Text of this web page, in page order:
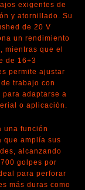
exigentes de
y atornillado. Su
de 20 V
un rendimiento
mientras que el
de 16+3
permite ajustar
de trabajo con
para adaptarse a
o aplicación.
una función
que amplía sus
alcanzando
golpes por
para perforar
más duras como